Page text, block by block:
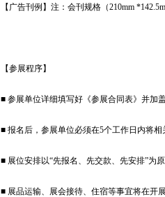
【广告刊例】注：会刊规格（210mm
【参展程序】
■ 参展单位详细填写好《参展合同表》并加
■ 报名后，参展单位必须在5个工作日内将
■ 展位安排以“先报名、先交款、先安排”为
■ 展品运输、展会接待、住宿等事宜将在开